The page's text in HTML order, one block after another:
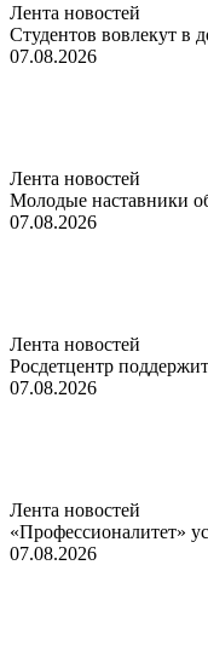
Лента новостей
Студентов вовлекут в
07.08.2026
Лента новостей
Молодые наставники
07.08.2026
Лента новостей
Росдетцентр
07.08.2026
Лента новостей
«Профессионалитет»
07.08.2026